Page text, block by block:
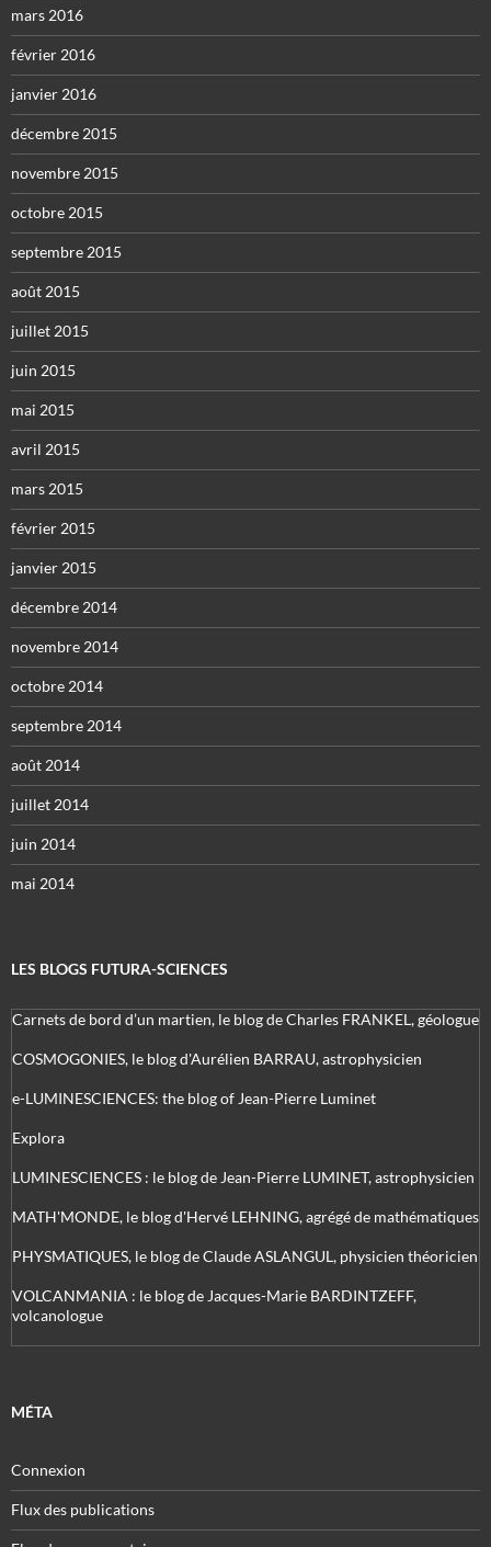
mars 2016
février 2016
janvier 2016
décembre 2015
novembre 2015
octobre 2015
septembre 2015
août 2015
juillet 2015
juin 2015
mai 2015
avril 2015
mars 2015
février 2015
janvier 2015
décembre 2014
novembre 2014
octobre 2014
septembre 2014
août 2014
juillet 2014
juin 2014
mai 2014
LES BLOGS FUTURA-SCIENCES
Carnets de bord d’un martien, le blog de Charles FRANKEL, géologue
COSMOGONIES, le blog d'Aurélien BARRAU, astrophysicien
e-LUMINESCIENCES: the blog of Jean-Pierre Luminet
Explora
LUMINESCIENCES : le blog de Jean-Pierre LUMINET, astrophysicien
MATH'MONDE, le blog d'Hervé LEHNING, agrégé de mathématiques
PHYSMATIQUES, le blog de Claude ASLANGUL, physicien théoricien
VOLCANMANIA : le blog de Jacques-Marie BARDINTZEFF,
volcanologue
MÉTA
Connexion
Flux des publications